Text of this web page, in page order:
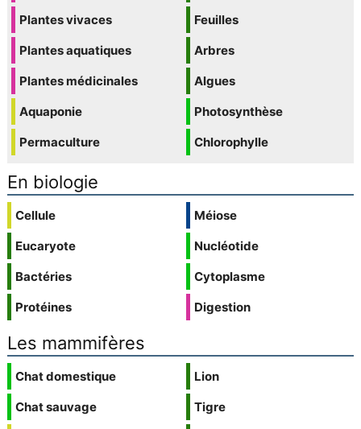
Plantes vivaces
Plantes aquatiques
Plantes médicinales
Aquaponie
Permaculture
Feuilles
Arbres
Algues
Photosynthèse
Chlorophylle
En biologie
Cellule
Eucaryote
Bactéries
Protéines
Méiose
Nucléotide
Cytoplasme
Digestion
Les mammifères
Chat domestique
Chat sauvage
Lion
Tigre